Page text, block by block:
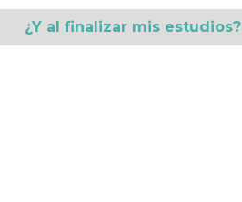
¿Y al finalizar mis estudios?